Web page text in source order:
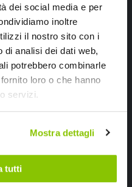
dei social media e per
inoltre
il nostro sito con i
di analisi dei dati web,
potrebbero combinarle
loro o che hanno
servizi.
Mostra dettagli
tutti